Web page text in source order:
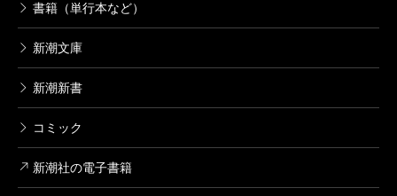
書籍（単行本など）
新潮文庫
新潮新書
コミック
新潮社の電子書籍